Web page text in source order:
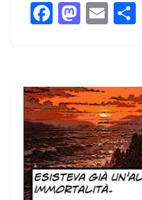
F
b
o
o
k
M
d
o
n
E